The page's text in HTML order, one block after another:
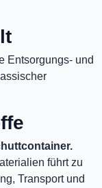
Entsorgungs- und
führt zu
Transport und